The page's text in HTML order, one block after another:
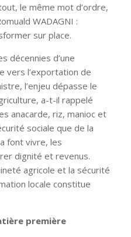
le même mot d’ordre,
WADAGNI :
sur place.
décennies d’une
vers l’exportation de
l’enjeu dépasse le
a-t-il rappelé
anacarde, riz, manioc et
sociale que de la
font vivre, les
dignité et revenus.
agricole et la sécurité
locale constitue
première